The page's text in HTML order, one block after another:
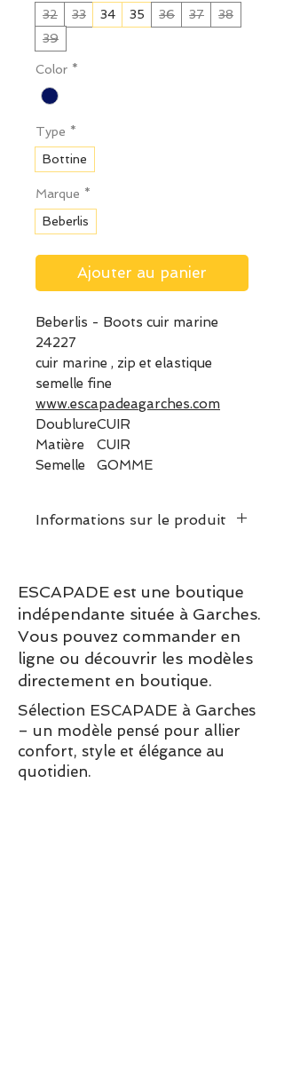
32
33 34 35 36 37
38
39
Color *
Type *
Bottine
Marque *
Beberlis
Ajouter au panier
Beberlis - Boots cuir marine
24227
cuir marine , zip et elastique
semelle fine
www.escapadeagarches.com
DoublureCUIR
Matière
CUIR
Semelle
GOMME
Informations sur le produit
pointure habituelle.
ESCAPADE est une boutique
indépendante située à Garches.
Vous pouvez commander en
ligne ou découvrir les modèles
directement en boutique.
Sélection ESCAPADE à Garches
– un modèle pensé pour allier
confort, style et élégance au
quotidien.